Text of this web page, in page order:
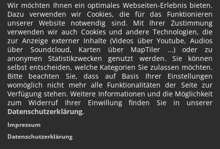
Wir möchten Ihnen ein optimales Webseiten-Erlebnis bieten.
Dazu verwenden wir Cookies, die für das Funktionieren
unserer Website notwendig sind. Mit Ihrer Zustimmung
verwenden wir auch Cookies und andere Technologien, die
zur Anzeige externer Inhalte (Videos über Youtube, Audios
über Soundcloud, Karten über MapTiler ...) oder zu
anonymen Statistikzwecken genutzt werden. Sie können
selbst entscheiden, welche Kategorien Sie zulassen möchten.
Bitte beachten Sie, dass auf Basis Ihrer Einstellungen
womöglich nicht mehr alle Funktionalitäten der Seite zur
Verfügung stehen. Weitere Informationen und die Möglichkeit
zum Widerruf Ihrer Einwillung finden Sie in unserer
Datenschutzerklärung.
Impressum
Datenschutzerklärung